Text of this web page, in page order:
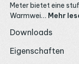
Meter bietet eine
Warmwei… Mehr
Downloads
Eigenschaften